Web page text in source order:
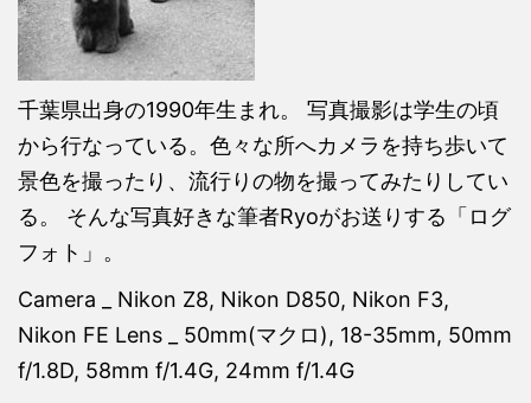
千葉県出身の1990年生まれ。 写真撮影は学生の頃
から行なっている。色々な所へカメラを持ち歩いて
景色を撮ったり、流行りの物を撮ってみたりしてい
る。 そんな写真好きな筆者Ryoがお送りする「ログ
フォト」。
Camera _ Nikon Z8, Nikon D850, Nikon F3,
Nikon FE Lens _ 50mm(マクロ), 18-35mm, 50mm
f/1.8D, 58mm f/1.4G, 24mm f/1.4G